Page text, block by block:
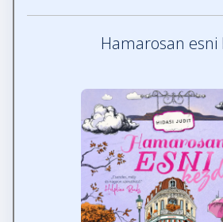
Hamarosan esni